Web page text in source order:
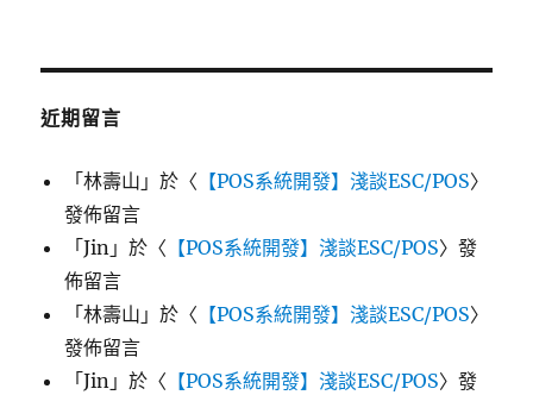
近期留言
「林壽山 」於〈 【POS系統開發】淺談ESC/POS〉
發佈留言
「Jin 」於〈 【POS系統開發】淺談ESC/POS〉發
佈留言
「林壽山 」於〈 【POS系統開發】淺談ESC/POS〉
發佈留言
「Jin 」於〈 【POS系統開發】淺談ESC/POS〉發